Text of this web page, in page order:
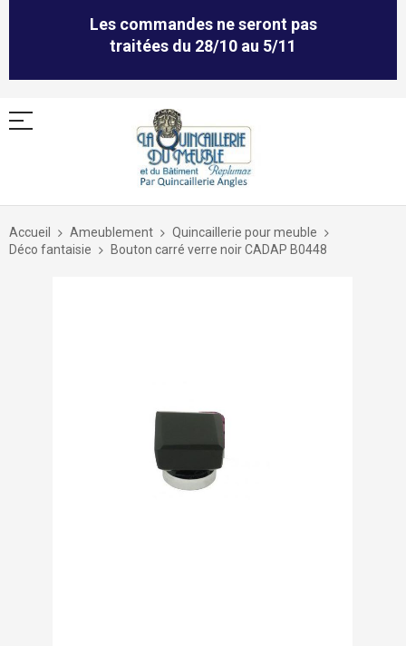
Les commandes ne seront pas
traitées du 28/10 au 5/11
Allez
contenu
Accueil Ameublement
Quincaillerie pour meuble
Déco fantaisie
Bouton carré verre noir CADAP B0448